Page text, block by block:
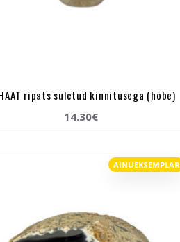
ripats suletud kinnitusega (hõbe)
14.30€
AINUEKSEMPLAR